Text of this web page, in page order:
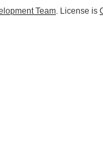
Team. License is